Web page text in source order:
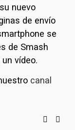
nuevo
de envío
se
de Smash
vídeo.
canal